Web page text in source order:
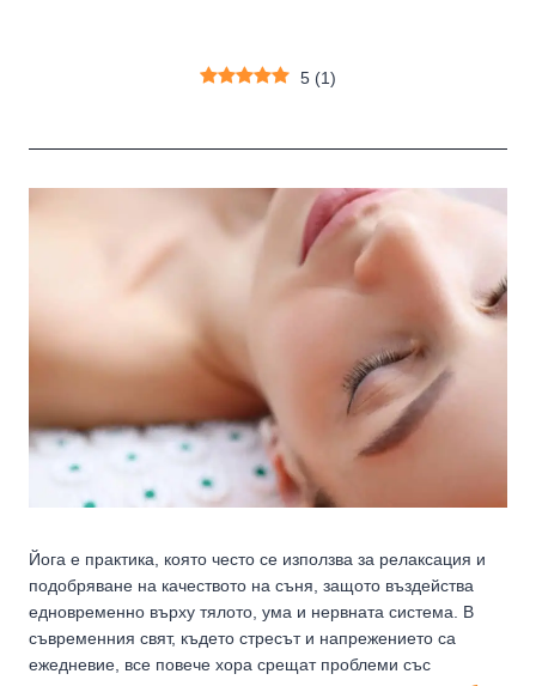
5 (1)
Йога е практика, която често се използва за релаксация и
подобряване на качеството на съня, защото въздейства
едновременно върху тялото, ума и нервната система. В
съвременния свят, където стресът и напрежението са
ежедневие, все повече хора срещат проблеми със